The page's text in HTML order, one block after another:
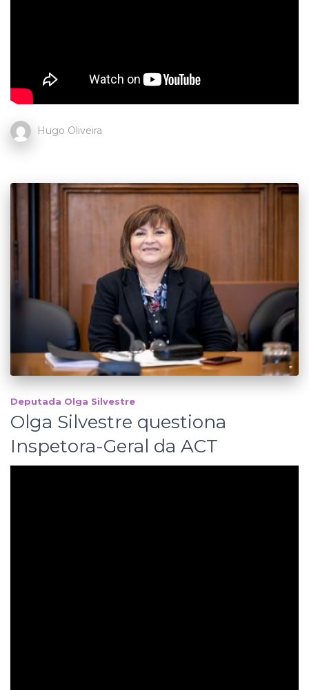
Hugo Oliveira
Deputada Olga Silvestre
Olga Silvestre questiona
Inspetora-Geral da ACT